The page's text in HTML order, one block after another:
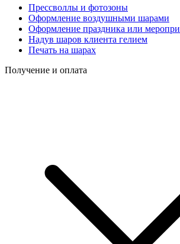
Прессволлы и фотозоны
Оформление воздушными шарами
Оформление праздника или
Надув шаров клиента гелием
Печать на шарах
Получение и оплата